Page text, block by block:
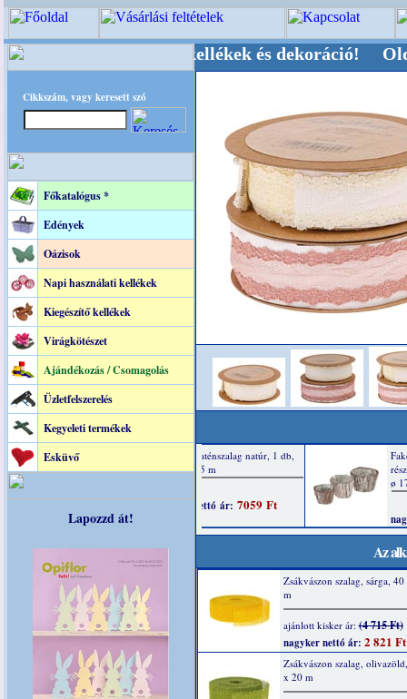
Cikkszám, vagy keresett szó
Főkatalógus *
Edények
Oázisok
Napi használati kellékek
Kiegészítő kellékek
Virágkötészet
Ajándékozás / Csomagolás
Üzletfelszerelés
Kegyeleti termékek
Esküvő
Lapozzd át!
, Kegyeleti-kellékek és dekoráció!
Az
Zsákvászon szalag, sárga,
m
ajánlott kisker ár:(4 715 Ft)
nagyker nettó ár: 2 821 Ft
Zsákvászon szalag,
x 20 m